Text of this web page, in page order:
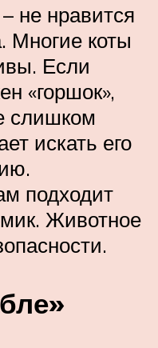
не нравится
Многие коты
Если
«горшок»,
слишком
искать его
подходит
Животное